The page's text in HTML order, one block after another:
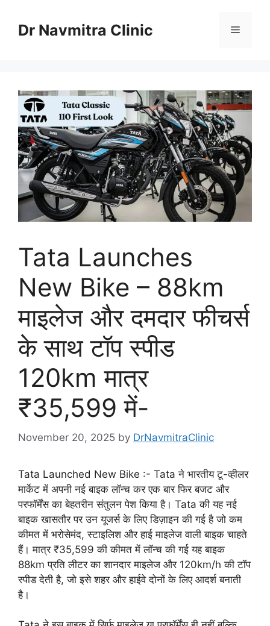
contentDr Navmitra Clinic Menu
Tata Launches
New Bike – 88km
माइलेज और दमदार फीचर्स
के साथ टॉप स्पीड
120km मात्र
₹35,599 में-
November 20, 2025 by DrNavmitraClinic
Tata Launched New Bike :- Tata ने भारतीय टू-व्हीलर
मार्केट में अपनी नई बाइक लॉन्च कर एक बार फिर बजट और
परफॉर्मेंस का बेहतरीन संतुलन पेश किया है। Tata की यह नई
बाइक खासतौर पर उन यूजर्स के लिए डिज़ाइन की गई है जो कम
कीमत में भरोसेमंद, स्टाइलिश और हाई माइलेज वाली बाइक चाहते
हैं। मात्र ₹35,599 की कीमत में लॉन्च की गई यह बाइक
88km प्रति लीटर का शानदार माइलेज और 120km/h की टॉप
स्पीड देती है, जो इसे शहर और हाईवे दोनों के लिए आदर्श बनाती
है।